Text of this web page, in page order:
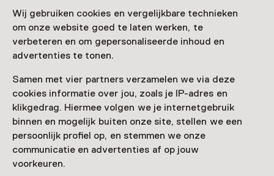
Wij gebruiken cookies en vergelijkbare technieken
om onze website goed te laten werken, te
verbeteren en om gepersonaliseerde inhoud en
advertenties te tonen.
Samen met vier partners verzamelen we via deze
cookies informatie over jou, zoals je IP-adres en
klikgedrag. Hiermee volgen we je internetgebruik
binnen en mogelijk buiten onze site, stellen we een
persoonlijk profiel op, en stemmen we onze
communicatie en advertenties af op jouw
voorkeuren.
Praktisch
Graag aanmelden met een mailtje naar
aanmelden@museumijsselstein.nl o.v.v. ClubMIJ en de
naam van Museum voor je telefoon.
Deze activiteit is afgelopen. Je kunt hier niet
meer aan deelnemen.
Bekijk alle actuele activiteiten op